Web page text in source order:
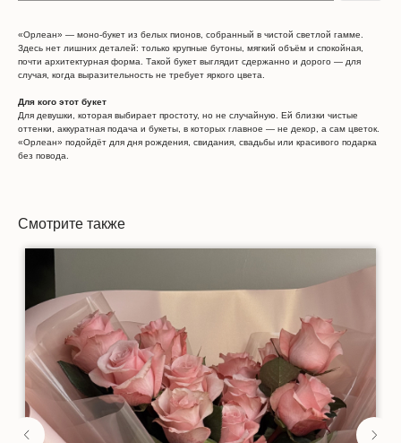
«Орлеан» — моно-букет из белых пионов, собранный в чистой светлой гамме.
Здесь нет лишних деталей: только крупные бутоны, мягкий объём и спокойная,
почти архитектурная форма. Такой букет выглядит сдержанно и дорого — для
случая, когда выразительность не требует яркого цвета.
Для кого этот букет
Для девушки, которая выбирает простоту, но не случайную. Ей близки чистые
оттенки, аккуратная подача и букеты, в которых главное — не декор, а сам цветок.
«Орлеан» подойдёт для дня рождения, свидания, свадьбы или красивого подарка
без повода.
Смотрите также